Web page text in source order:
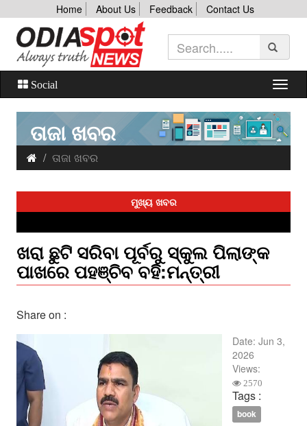
Home About Us Feedback Contact Us
Social
ତାଜା ଖବର
ତାଜା ଖବର
ମୁଖ୍ୟ ଖବର
ଖରା ଛୁଟି ସରିବା ପୂର୍ବରୁ ସ୍କୁଲ ପିଲାଙ୍କ
ପାଖରେ ପହଞ୍ଚିବ ବହି:ମନ୍ତ୍ରୀ
Share on :
Date: Jun 3,
2026
Views:
2570
Tags :
book